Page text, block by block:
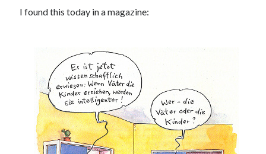
Suchen
My shared links
Gott ist eine Funktion.
Greenpeace!
Pro Natura
PublicEye
I found this today in a magazine: